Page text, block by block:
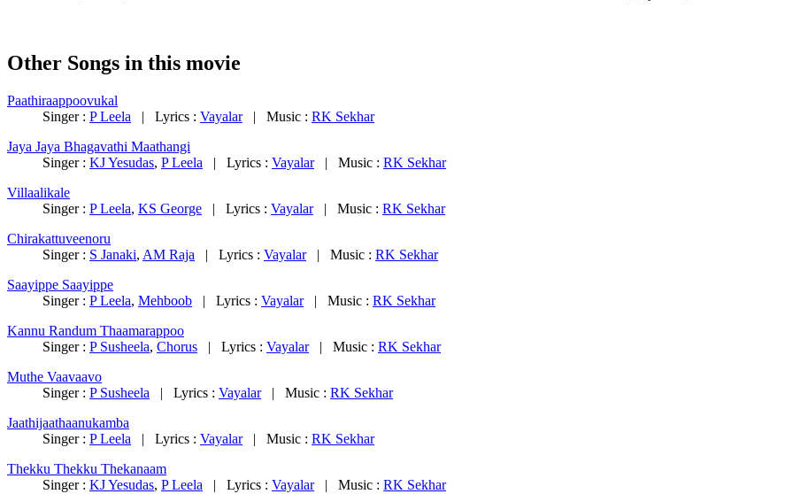
Other Songs in this movie
Paathiraappoovukal
Singer : P Leela | Lyrics : Vayalar| Music : RK Sekhar
Jaya Jaya Bhagavathi Maathangi
Singer : KJ Yesudas, P Leela | Lyrics : Vayalar| Music : RK Sekhar
Villaalikale
Singer : P Leela, KS George | Lyrics : Vayalar| Music : RK Sekhar
Chirakattuveenoru
Singer : S Janaki, AM Raja | Lyrics : Vayalar| Music : RK Sekhar
Saayippe Saayippe
Singer : P Leela, Mehboob | Lyrics : Vayalar| Music : RK Sekhar
Kannu Randum Thaamarappoo
Singer : P Susheela, Chorus | Lyrics : Vayalar| Music : RK Sekhar
Muthe Vaavaavo
Singer : P Susheela | Lyrics : Vayalar| Music : RK Sekhar
Jaathijaathaanukamba
Singer : P Leela | Lyrics : Vayalar| Music : RK Sekhar
Thekku Thekku Thekanaam
Singer : KJ Yesudas, P Leela | Lyrics : Vayalar| Music : RK Sekhar